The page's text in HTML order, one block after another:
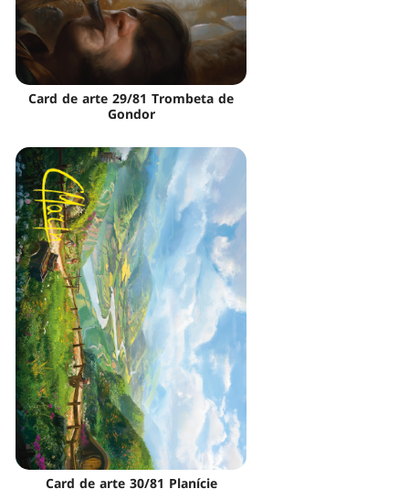
Card de arte 29/81 Trombeta de
Gondor
Card de arte 30/81 Planície